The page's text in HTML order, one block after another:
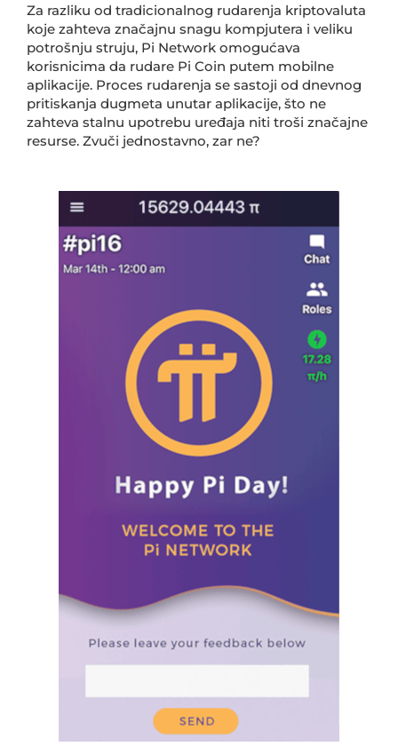
Za razliku od tradicionalnog rudarenja kriptovaluta
koje zahteva značajnu snagu kompjutera i veliku
potrošnju struju, Pi Network omogućava
korisnicima da rudare Pi Coin putem mobilne
aplikacije. Proces rudarenja se sastoji od dnevnog
pritiskanja dugmeta unutar aplikacije, što ne
zahteva stalnu upotrebu uređaja niti troši značajne
resurse. Zvuči jednostavno, zar ne?